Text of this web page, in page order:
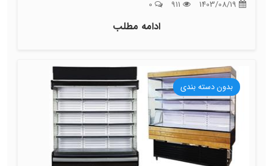
ادامه مطلب
بدون دسته بندی